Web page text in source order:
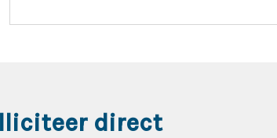
direct